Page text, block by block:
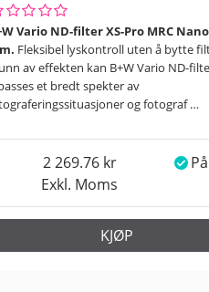
Vario ND-filter XS-Pro MRC
Fleksibel lyskontroll uten å bytte
av effekten kan B+W Vario ND-
et bredt spekter av
og fotograf…
Exkl. Moms
2 269.76
KJØP